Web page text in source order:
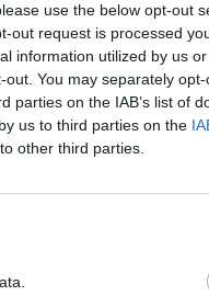
use the below opt-out
out request is processed
information utilized by us
You may separately
parties on the IAB’s list of
us to third parties on the
other third parties.
van, a
amiért 2017-ben
erővel ütötte és
ügy ideje alatt
lett leütve,
végül no